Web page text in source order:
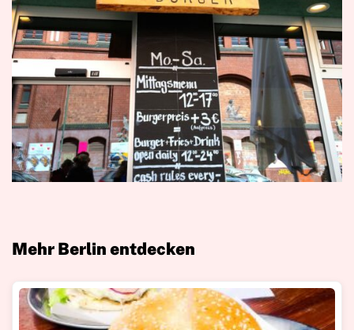
Mehr Berlin entdecken